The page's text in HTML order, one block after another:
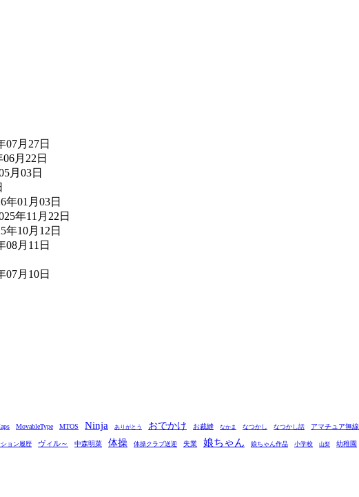
07月27日
06月22日
月03日
年01月03日
年11月22日
年10月12日
08月11日
07月10日
MovableType MTOS Ninja ありがとう おでかけ お裁縫 なかま なつかし なつかし話 アマチュア無線
ョン履歴 ヴィル～ 中森明菜 体操 体操クラブ送迎 失業 娘ちゃん 娘ちゃん作品 小学校 山梨 幼稚園